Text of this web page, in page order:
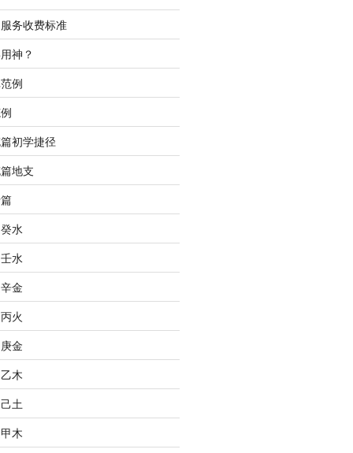
务收费标准
神？
例
初学捷径
地支
水
水
金
火
金
木
土
木